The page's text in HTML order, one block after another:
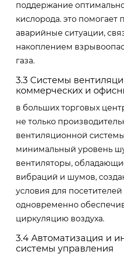
поддержание
кислорода. это помогает
аварийные ситуации,
накоплением
газа.
3.3 Системы
коммерческих и
в больших торговых
не только
вентиляционной
минимальный уровень
вентиляторы,
вибраций и шумов,
условия для
одновременно
циркуляцию воздуха.
3.4 Автоматизация и
системы управления